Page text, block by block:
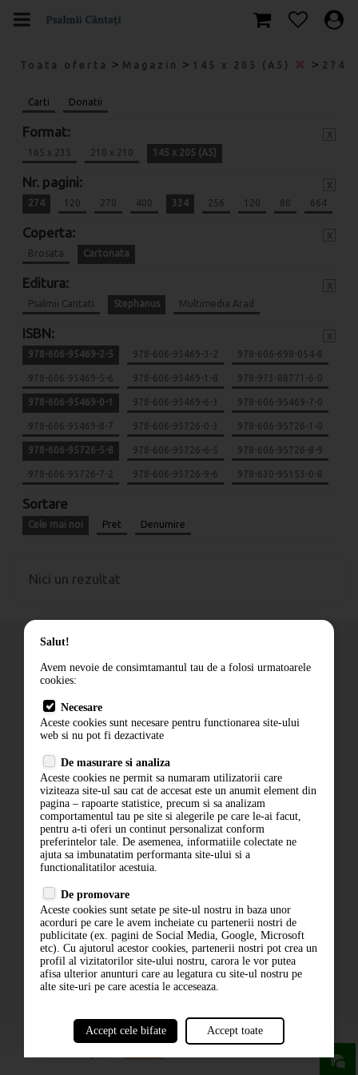
Toata oferta > Magazin > 145 x 205 (A5) > 274
Carti Donatii
Format:
165 x 235 210 x 210 145 x 205 (A5)
Nr. pagini:
274 120 270 400 334 256 120 80 664
Coperta:
Brosata Cartonata
Editura:
Psalmii Cantati Stephanus Multimedia Arad
ISBN:
978-606-95469-2-5 978-606-95469-3-2 978-606-698-054-8
978-606-95469-5-6 978-606-95469-1-8 978-973-88771-6-0
978-606-95469-0-1 978-606-95469-6-3 978-606-95469-7-0
978-606-95469-8-7 978-606-95726-0-3 978-606-95726-1-0
978-606-95726-5-8 978-606-95726-6-5 978-606-95726-8-9
978-606-95726-7-2 978-606-95726-9-6 978-630-95153-0-8
Sortare
Cele mai noi Pret Denumire
Nici un rezultat
Cum comand
Livrare
Contact
Politica de confidentialitate
ANPC
ABONARE LA NEWSLETTER
ABONARE
Salut!
Avem nevoie de consimtamantul tau de a folosi urmatoarele
cookies:
Necesare
Aceste cookies sunt necesare pentru functionarea site-ului
web si nu pot fi dezactivate
De masurare si analiza
Aceste cookies ne permit sa numaram utilizatorii care
viziteaza site-ul sau cat de accesat este un anumit element din
pagina – rapoarte statistice, precum si sa analizam
comportamentul tau pe site si alegerile pe care le-ai facut,
pentru a-ti oferi un continut personalizat conform
preferintelor tale. De asemenea, informatiile colectate ne
ajuta sa imbunatatim performanta site-ului si a
functionalitatilor acestuia.
De promovare
Aceste cookies sunt setate pe site-ul nostru in baza unor
acorduri pe care le avem incheiate cu partenerii nostri de
publicitate (ex. pagini de Social Media, Google, Microsoft
etc). Cu ajutorul acestor cookies, partenerii nostri pot crea un
profil al vizitatorilor site-ului nostru, carora le vor putea
afisa ulterior anunturi care au legatura cu site-ul nostru pe
alte site-uri pe care acestia le acceseaza.
Accept cele bifate Accept toate